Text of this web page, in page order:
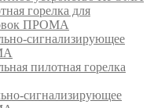
горелка для
ПРОМА
сигнализирующее
пилотная горелка
сигнализирующее